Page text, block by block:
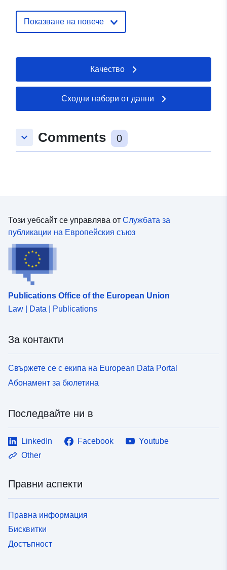
Каталожен
запис:
Добавено към data.europa.eu:
July 2026
29 July 2026
uriRef:
http://data.europa.eu/88u/dataset/
dutch-weather-warnings-from-knmi
Показване на повече
Качество
Сходни набори от данни
keyboard_arrow_down Comments 0
Този уебсайт се управлява от Службата за
публикации на Европейския съюз
Publications Office of the European Union
Law | Data | Publications
За контакти
Свържете се с екипа на European Data Portal
Абонамент за бюлетина
Последвайте ни в
LinkedIn Facebook
Youtube
Other
Правни аспекти
Правна информация
Бисквитки
Достъпност